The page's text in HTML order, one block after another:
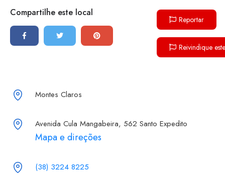
Compartilhe este local
Reportar
Reivindique
Montes Claros
Avenida Cula Mangabeira, 562 Santo Expedito
Mapa e direções
(38) 3224 8225